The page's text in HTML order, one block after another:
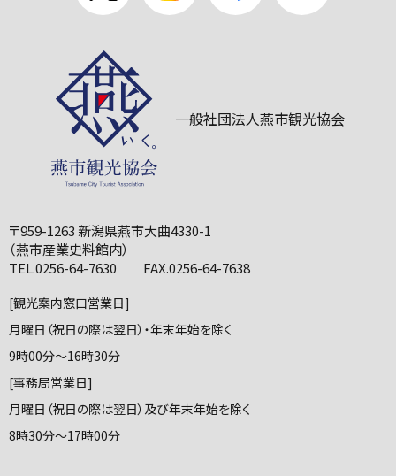
一般社団法人燕市観光協会
〒959-1263 新潟県燕市大曲4330-1
（燕市産業史料館内）
TEL.0256-64-7630 FAX.0256-64-7638
[観光案内窓口営業日]
月曜日（祝日の際は翌日）・年末年始を除く
9時00分～16時30分
[事務局営業日]
月曜日（祝日の際は翌日）及び年末年始を除く
8時30分～17時00分